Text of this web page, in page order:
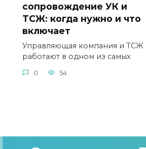
сопровождение УК и
ТСЖ: когда нужно и что
включает
Управляющая компания и ТСЖ
работают в одном из самых
0 54